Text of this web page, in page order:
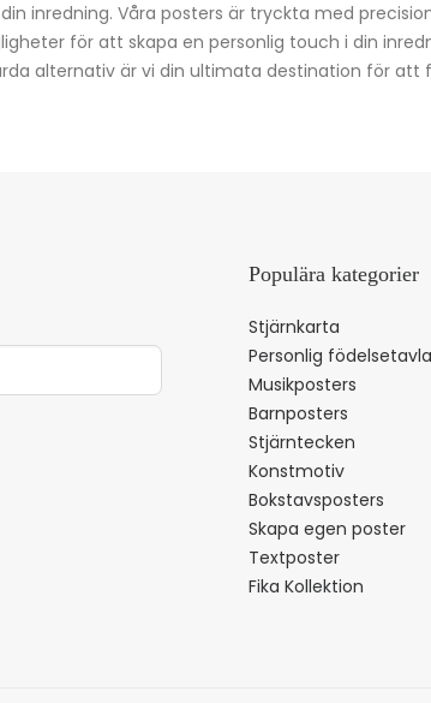
inredning. Våra posters är tryckta med
för att skapa en personlig touch i din
alternativ är vi din ultimata destination för
Populära kategorier
Stjärnkarta
Personlig födelsetavla
Musikposters
Barnposters
Stjärntecken
Konstmotiv
Bokstavsposters
Skapa egen poster
Textposter
Fika Kollektion